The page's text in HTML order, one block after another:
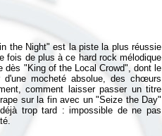
the Night" est la piste la plus réussie
fois de plus à ce hard rock mélodique
dès "King of the Local Crowd", dont le
mocheté absolue, des chœurs
comment laisser passer un titre
sur la fin avec un "Seize the Day"
trop tard : impossible de ne pas